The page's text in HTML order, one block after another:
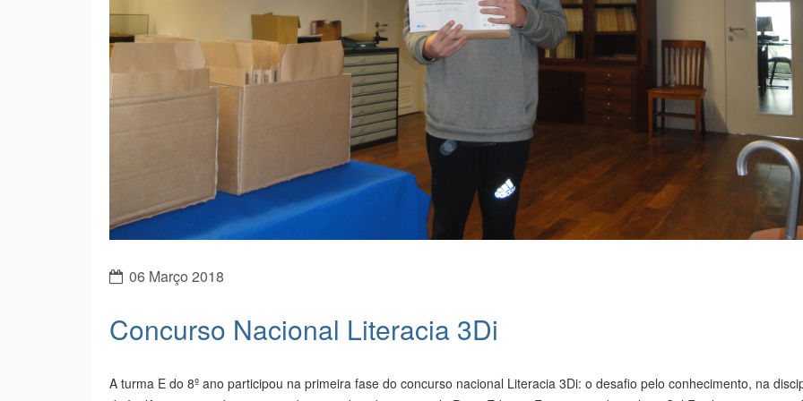
06 Março 2018
Concurso Nacional Literacia 3Di
A turma E do 8º ano participou na primeira fase do concurso nacional Literacia 3Di: o desafio pelo conhecimento, na